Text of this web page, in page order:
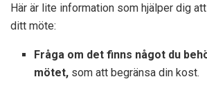
Här är lite information som hjälper dig
ditt möte:
Fråga om det finns något du
mötet, som att begränsa din kost.